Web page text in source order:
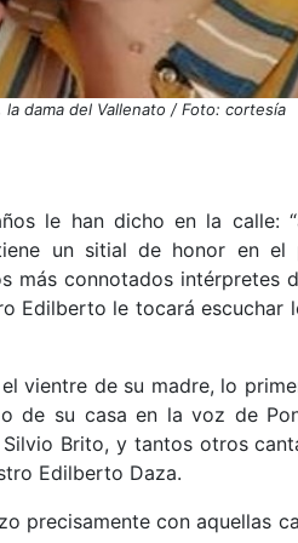
la dama del Vallenato / Foto: cortesía
le han dicho en la calle:
un sitial de honor en
connotados intérpretes
Edilberto le tocará escuchar
vientre de su madre, lo
de su casa en la voz de
Brito, y tantos otros
Edilberto Daza.
precisamente con aquellas